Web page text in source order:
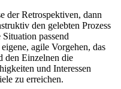
der Retrospektiven, dann
den gelebten Prozess
passend
agile Vorgehen, das
den Einzelnen die
und Interessen
zu erreichen.